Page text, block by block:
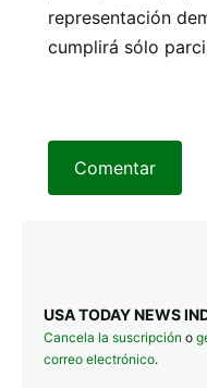
representación
cumplirá sólo
Comentar
USA TODAY NEWS
Cancela la suscripción o
correo electrónico.